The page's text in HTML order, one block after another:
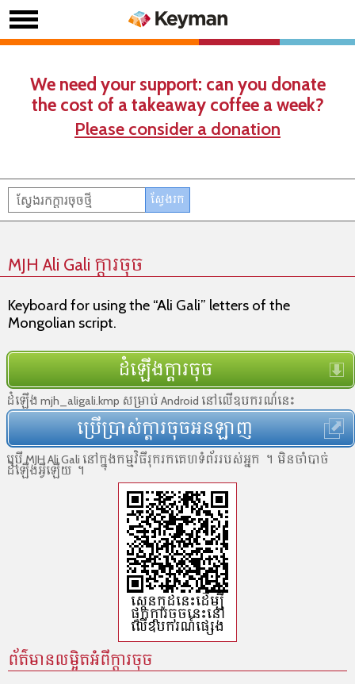
We need your support: can you donate
the cost of a takeaway coffee a week?
Please consider a donation
MJH Ali Gali ក្តារចុច
Keyboard for using the “Ali Gali” letters of the
Mongolian script.
ដំឡើងក្ដារចុច
ដំឡើង mjh_aligali.kmp សម្រាប់ Android នៅលើឧបករណ៍នេះ
ប្រើប្រាស់ក្ដារចុចអនឡាញ
ប្រើ MJH Ali Gali នៅ​ក្នុង​កម្មវិធី​រុករកគេហទំព័រ​របស់​អ្នក ។ មិន​ចាំបាច់​
ដំឡើង​អ្វី​ឡើយ ។
ស្កេនកូដ​នេះដើម្បី​
ផ្ទុក​ក្ដារចុចនេះ​នៅ​
លើ​ឧបករណ៍​ផ្សេង
ព័ត៌មានលម្អិតអំពីក្តារចុច